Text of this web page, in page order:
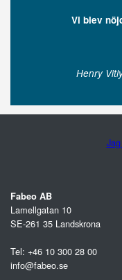
Vi blev
Henry
Fabeo AB
Lamellgatan 10
SE-261 35 Landskrona
Tel: +46 10 300 28 00
info@fabeo.se